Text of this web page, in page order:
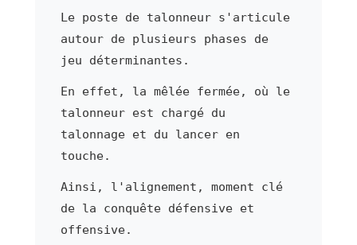
Le poste de talonneur s'articule
autour de plusieurs phases de
jeu déterminantes.
En effet, la mêlée fermée, où le
talonneur est chargé du
talonnage et du lancer en
touche.
Ainsi, l'alignement, moment clé
de la conquête défensive et
offensive.